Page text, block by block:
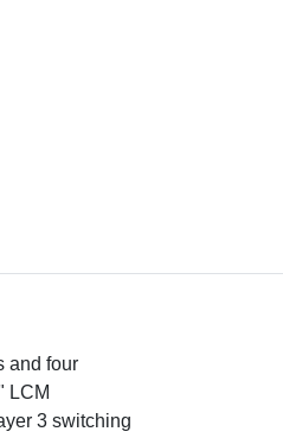
and four
LCM
3 switching